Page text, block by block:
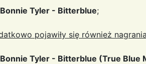
Bonnie Tyler - Bitterblue;
pojawiły się również
Bonnie Tyler - Bitterblue (True Blue